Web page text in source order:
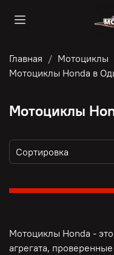
Главная Мотоциклы
Мотоциклы Honda в
Мотоциклы
Мотоциклы Honda -
агрегата, п